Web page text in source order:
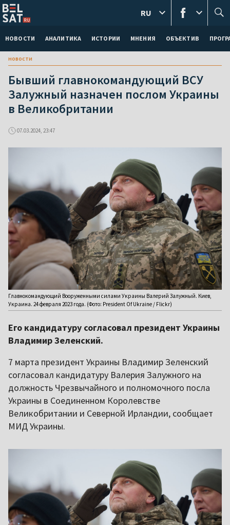
НОВОСТИ АНАЛИТИКА ИСТОРИИ МНЕНИЯ ОБЪЕКТИВ
RU
новости
Бывший главнокомандующий ВСУ
Залужный назначен послом Украины
в Великобритании
07.03.2024, 23:47
Главнокомандующий Вооруженными силами Украины Валерий Залужный. Киев,
Украина. 24 февраля 2023 года. (Фото: President Of Ukraine / Flickr)
Его кандидатуру согласовал президент Украины
Владимир Зеленский.
7 марта президент Украины Владимир Зеленский
согласовал кандидатуру Валерия Залужного на
должность Чрезвычайного и полномочного посла
Украины в Соединенном Королевстве
Великобритании и Северной Ирландии, сообщает
МИД Украины.